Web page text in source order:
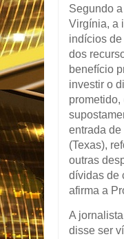
Segundo
Virgínia, a
indícios
dos
benefício
investir o
entrada de
(Texas),
outras
dívidas de
afirma a
A
disse ser